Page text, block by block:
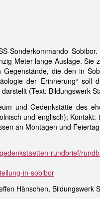
Sonderkommando
Meter lange Auslage.
die den in
der Erinnerung“
(Text: Bildungswerk
und Gedenkstätte des
und englisch);
an Montagen und
rundbrief/
in-sobibor
Hänschen, Bildungswerk